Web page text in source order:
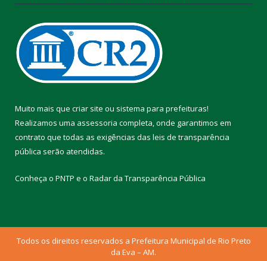
Muito mais que criar site ou sistema para prefeituras!
Realizamos uma assessoria completa, onde garantimos em
contrato que todas as exigências das leis de transparência
pública serão atendidas.
Conheça o PNTP e o Radar da Transparência Pública
Todos os direitos reservados a Prefeitura Municipal de Rio Preto
da Eva – AM.